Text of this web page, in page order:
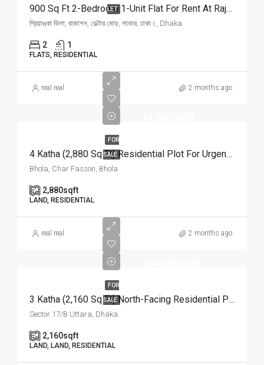
LET 900 Sq Ft 2-Bedroom 1-Unit Flat For Rent At Rajason Deltar Mor, Savar | সাভার রাজাশন ডেল্টার মোড়ে প্রিয়াঙ্কা ভিলায় ৬,০০০ টাকায় ৯০০ স্কয়ার ফিটের ১ ইউনিটের ফ্ল্যাট ভাড়া
প্রিয়াঙ্কা ভিলা, রাজাশন, ডেল্টার মোড়, সাভার, ঢাকা।, Dhaka
2 1
FLATS, RESIDENTIAL
real real 2 months ago
FOR
SALE 4 Katha (2,880 Sq Ft) Residential Plot For Urgent Sale At Ward No. 3, Charfasson Municipality | চরফ্যাশন পৌরসভা ৩ নং ওয়ার্ডে ইসকন টেম্পল রোডে ৪ কাঠার রেডি প্লট জরুরি বিক্রয়
Bhola, Char Fasson, Bhola
2,880sqft
LAND, RESIDENTIAL
real real 2 months ago
FOR
SALE 3 Katha (2,160 Sq Ft) North-Facing Residential Plot For Sale At Sector-17/B, Uttara | উত্তরা ১৭/বি সেক্টরে মেট্রোরেল স্টেশনের কাছে ৩ কাঠার উত্তরমুখী আবাসিক প্লট বিক্রয়
Sector 17/B Uttara, Dhaka
2,160sqft
LAND, LAND, RESIDENTIAL